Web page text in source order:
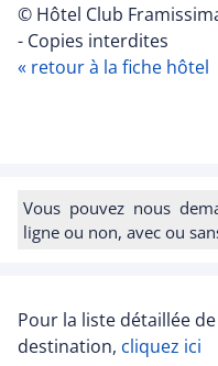
© Hôtel Club
- Copies interdites
« retour à la fiche hôtel
Vous pouvez nous
ligne ou non, avec ou
Pour la liste détaillée
destination, cliquez ici